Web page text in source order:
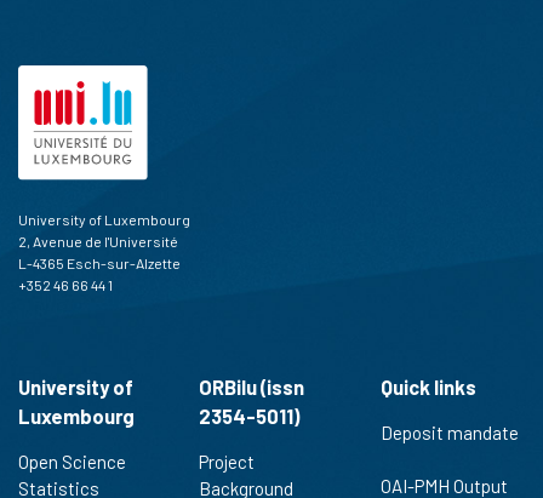
University of Luxembourg
2, Avenue de l'Université
L-4365 Esch-sur-Alzette
+352 46 66 44 1
University of
Luxembourg
Open Science
Statistics
ORBilu (issn
2354-5011)
Project
Background
Quick links
Deposit mandate
OAI-PMH Output